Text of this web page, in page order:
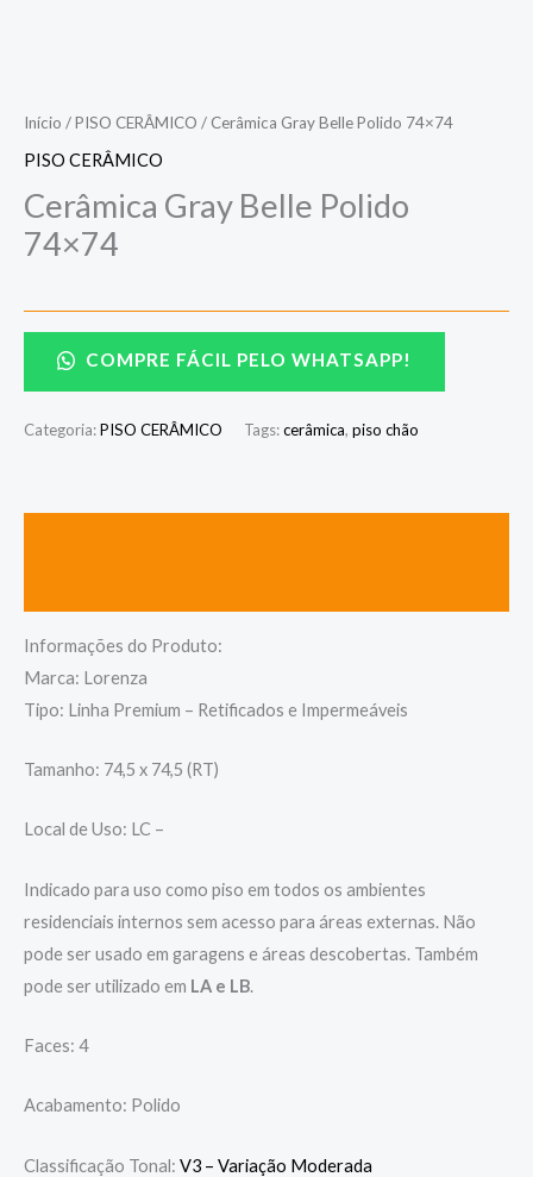
Início /PISO CERÂMICO / Cerâmica Gray Belle Polido 74×74
PISO CERÂMICO
Cerâmica Gray Belle Polido
74×74
COMPRE FÁCIL PELO WHATSAPP!
Categoria:PISO CERÂMICO Tags:cerâmica, piso chão
Informações do Produto:
Marca: Lorenza
Tipo: Linha Premium – Retificados e Impermeáveis
Tamanho: 74,5 x 74,5 (RT)
Local de Uso: LC –
Indicado para uso como piso em todos os ambientes
residenciais internos sem acesso para áreas externas. Não
pode ser usado em garagens e áreas descobertas. Também
pode ser utilizado em LA e LB.
Faces: 4
Acabamento: Polido
Classificação Tonal: V3 – Variação Moderada